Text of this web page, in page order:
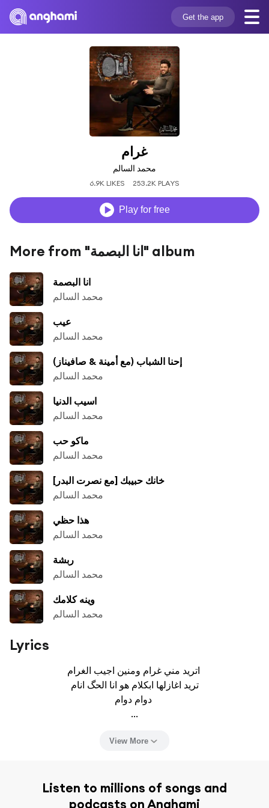
Get the app
غرام
محمد السالم
6.9K LIKES 253.2K PLAYS
Play for free
More from "انا البصمة" album
انا البصمة
محمد السالم
عيب
محمد السالم
إحنا الشباب (مع أمينة & صافيناز)
محمد السالم
اسيب الدنيا
محمد السالم
ماكو حب
محمد السالم
[خانك حبيبك [مع نصرت البدر
محمد السالم
هذا حظي
محمد السالم
ربشة
محمد السالم
وينه كلامك
محمد السالم
Lyrics
اتريد مني غرام ومنين اجيب الغرام
تريد اغازلها ابكلام هو انا الحگ انام
دوام دوام
...
View More
Listen to millions of songs and
podcasts on Anghami